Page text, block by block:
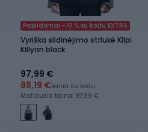
Papildomai -10 % su kodu EXTRA
Vyriška slidinėjimo striukė Kilpi
Killyan black
97,99 €
88,19 €kaina su kodu
Mažiausia kaina: 97,99 €